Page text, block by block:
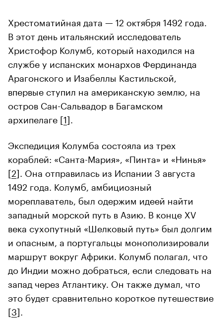
Хрестоматийная дата — 12 октября 1492 года.
В этот день итальянский исследователь
Христофор Колумб, который находился на
службе у испанских монархов Фердинанда
Арагонского и Изабеллы Кастильской,
впервые ступил на американскую землю, на
остров Сан-Сальвадор в Багамском
архипелаге [1].
Экспедиция Колумба состояла из трех
кораблей: «Санта-Мария», «Пинта» и «Нинья»
[2]. Она отправилась из Испании 3 августа
1492 года. Колумб, амбициозный
мореплаватель, был одержим идеей найти
западный морской путь в Азию. В конце XV
века сухопутный «Шелковый путь» был долгим
и опасным, а португальцы монополизировали
маршрут вокруг Африки. Колумб полагал, что
до Индии можно добраться, если следовать на
запад через Атлантику. Он также думал, что
это будет сравнительно короткое путешествие
[3].